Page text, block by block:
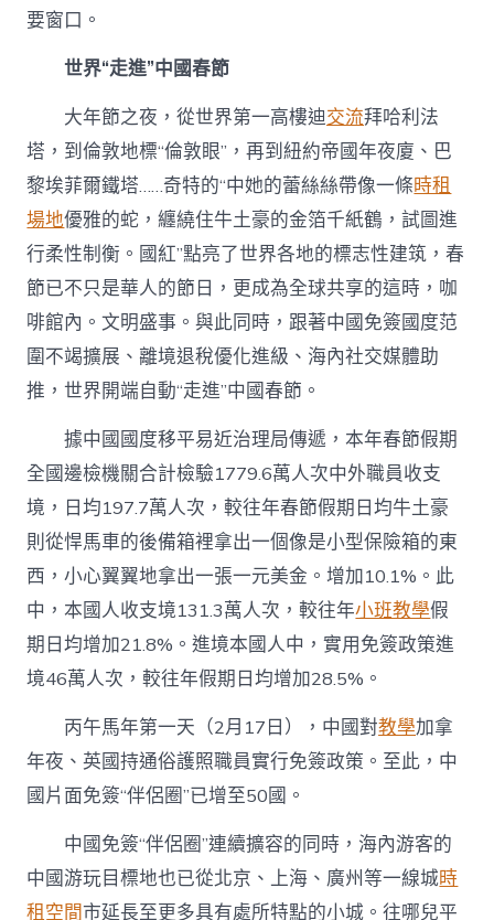
要窗口。
世界“走進”中國春節
大年節之夜，從世界第一高樓迪交流拜哈利法
塔，到倫敦地標“倫敦眼”，再到紐約帝國年夜廈、巴
黎埃菲爾鐵塔……奇特的“中她的蕾絲絲帶像一條時租
場地優雅的蛇，纏繞住牛土豪的金箔千紙鶴，試圖進
行柔性制衡。國紅”點亮了世界各地的標志性建筑，春
節已不只是華人的節日，更成為全球共享的這時，咖
啡館內。文明盛事。與此同時，跟著中國免簽國度范
圍不竭擴展、離境退稅優化進級、海內社交媒體助
推，世界開端自動“走進”中國春節。
據中國國度移平易近治理局傳遞，本年春節假期
全國邊檢機關合計檢驗1779.6萬人次中外職員收支
境，日均197.7萬人次，較往年春節假期日均牛土豪
則從悍馬車的後備箱裡拿出一個像是小型保險箱的東
西，小心翼翼地拿出一張一元美金。增加10.1%。此
中，本國人收支境131.3萬人次，較往年小班教學假
期日均增加21.8%。進境本國人中，實用免簽政策進
境46萬人次，較往年假期日均增加28.5%。
丙午馬年第一天（2月17日），中國對教學加拿
年夜、英國持通俗護照職員實行免簽政策。至此，中
國片面免簽“伴侶圈”已增至50國。
中國免簽“伴侶圈”連續擴容的同時，海內游客的
中國游玩目標地也已從北京、上海、廣州等一線城時
租空間市延長至更多具有處所特點的小城。往哪兒平